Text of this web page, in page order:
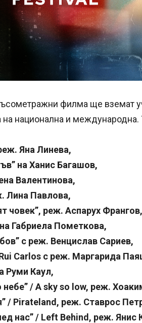
филма ще вземат
на национална и международна.
Яна Линева,
на Ханис Багашов,
Валентинова,
Лина Павлова,
човек”, реж. Аспарух Франгов,
Габриела Пометкова,
с реж. Венцислав Сариев,
Carlos с реж. Маргарида
Руми Каул,
небе” / A sky so low, реж.
/ Pirateland, реж. Ставрос
нас” / Left Behind, реж. Янис